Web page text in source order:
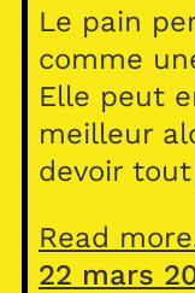
Le pain
comme
Elle peut
meilleur
devoir
Read
22 mars